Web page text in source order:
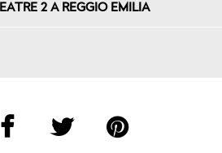
2 A REGGIO EMILIA